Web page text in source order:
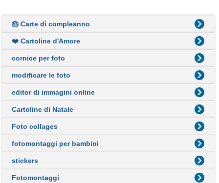
🎂 Carte di compleanno
❤️ Cartoline d'Amore
cornice per foto
modificare le foto
editor di immagini online
Cartoline di Natale
Foto collages
fotomontaggi per bambini
stickers
Fotomontaggi